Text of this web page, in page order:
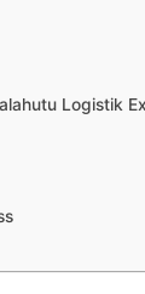
Logistik